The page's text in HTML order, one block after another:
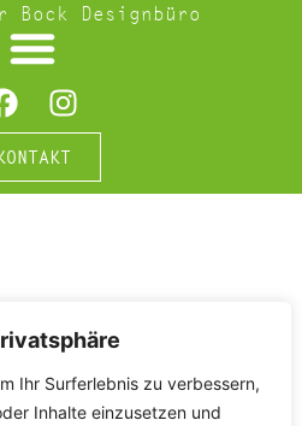
Ihr Surferlebnis zu verbessern,
Inhalte einzusetzen und
Bock Designbüro